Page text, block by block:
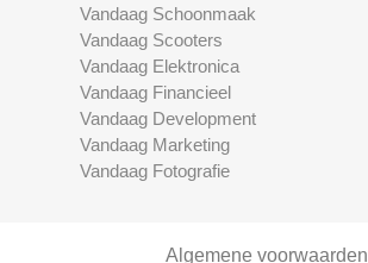
Vandaag Schoonmaak
Vandaag Scooters
Vandaag Elektronica
Vandaag Financieel
Vandaag Development
Vandaag Marketing
Vandaag Fotografie
Algemene voorwaarden